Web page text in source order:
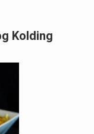
Kolding